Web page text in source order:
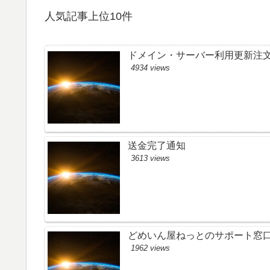
人気記事上位10件
ドメイン・サーバー利用更新注
4934 views
送金完了通知
3613 views
どめいん屋ねっとのサポート窓
1962 views